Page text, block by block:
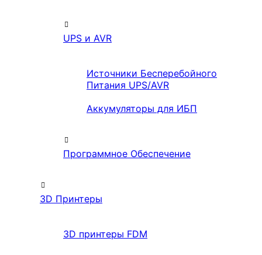
UPS и AVR
Источники Бесперебойного
Питания UPS/AVR
Аккумуляторы для ИБП
Программное Обеспечение
3D Принтеры
3D принтеры FDM